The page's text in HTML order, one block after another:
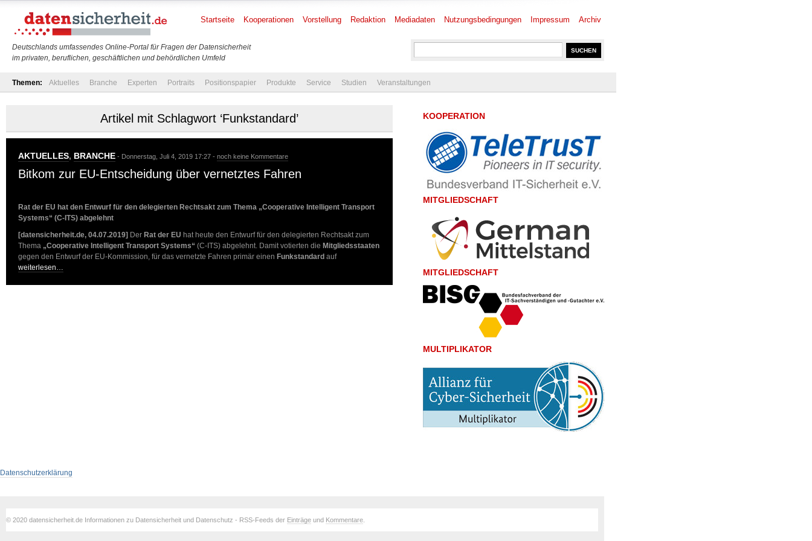
Deutschlands umfassendes Online-Portal für Fragen der Datensicherheit
im privaten, beruflichen, geschäftlichen und behördlichen Umfeld
Startseite Kooperationen Vorstellung Redaktion Mediadaten Nutzungsbedingungen Impressum Archiv
Themen: Aktuelles Branche Experten Portraits Positionspapier Produkte Service Studien Veranstaltungen
Artikel mit Schlagwort ‘Funkstandard’
AKTUELLES, BRANCHE - Donnerstag, Juli 4, 2019 17:27 - noch keine Kommentare
Bitkom zur EU-Entscheidung über vernetztes Fahren
Rat der EU hat den Entwurf für den delegierten Rechtsakt zum Thema „Cooperative Intelligent Transport
Systems“ (C-ITS) abgelehnt
[datensicherheit.de, 04.07.2019] Der Rat der EU hat heute den Entwurf für den delegierten Rechtsakt zum
Thema „Cooperative Intelligent Transport Systems“ (C-ITS) abgelehnt. Damit votierten die Mitgliedsstaaten
gegen den Entwurf der EU-Kommission, für das vernetzte Fahren primär einen Funkstandard auf
weiterlesen…
KOOPERATION
MITGLIEDSCHAFT
MITGLIEDSCHAFT
MULTIPLIKATOR
Datenschutzerklärung
© 2020 datensicherheit.de Informationen zu Datensicherheit und Datenschutz - RSS-Feeds der Einträge und Kommentare